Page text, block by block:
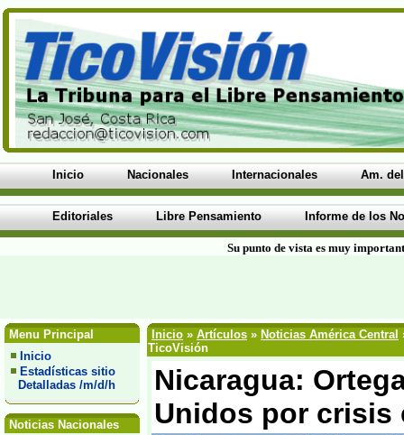
Inicio Nacionales Internacionales Am.
Editoriales Libre Pensamiento Informe de los
Su punto de vista es muy
Menu Principal
Inicio
Estadísticas sitio
Detalladas /m/d/h
Noticias Nacionales
Inicio » Artículos » Noticias América Central
TicoVisión
Nicaragua:
Unidos por crisis